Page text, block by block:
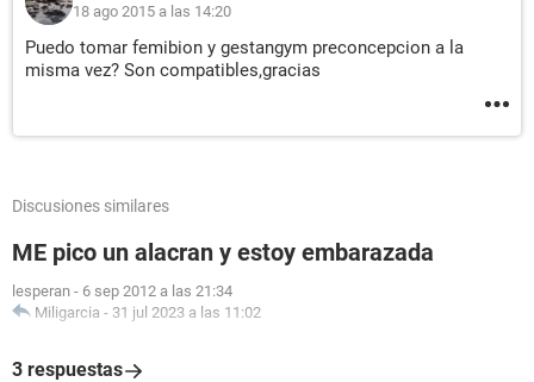
18 ago 2015 a las 14:20
Puedo tomar femibion y gestangym preconcepcion a la
misma vez? Son compatibles,gracias
Discusiones similares
ME pico un alacran y estoy embarazada
lesperan - 6 sep 2012 a las 21:34
Miligarcia - 31 jul 2023 a las 11:02
3 respuestas